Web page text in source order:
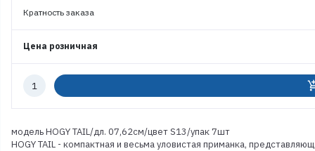
Кратность заказа
Цена розничная
Количество
модель HOGY TAIL/дл. 07,62см/цвет S13/упак 7шт
HOGY TAIL - компактная и весьма уловистая приманка,